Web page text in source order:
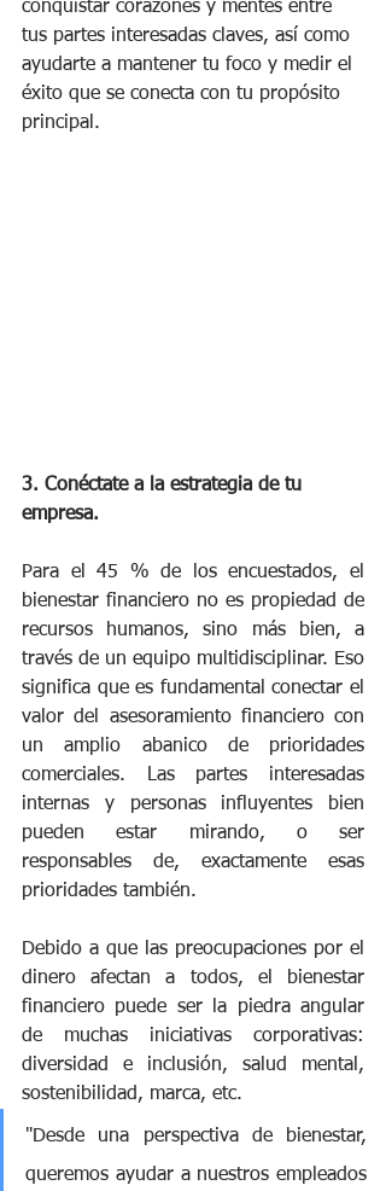
conquistar corazones y mentes entre
tus partes interesadas claves, así como
ayudarte a mantener tu foco y medir el
éxito que se conecta con tu propósito
principal.
3. Conéctate a la estrategia de tu
empresa.
Para el 45 % de los encuestados, el
bienestar financiero no es propiedad de
recursos humanos, sino más bien, a
través de un equipo multidisciplinar. Eso
significa que es fundamental conectar el
valor del asesoramiento financiero con
un amplio abanico de prioridades
comerciales. Las partes interesadas
internas y personas influyentes bien
pueden estar mirando, o ser
responsables de, exactamente esas
prioridades también.
Debido a que las preocupaciones por el
dinero afectan a todos, el bienestar
financiero puede ser la piedra angular
de muchas iniciativas corporativas:
diversidad e inclusión, salud mental,
sostenibilidad, marca, etc.
"Desde una perspectiva de bienestar,
queremos ayudar a nuestros empleados